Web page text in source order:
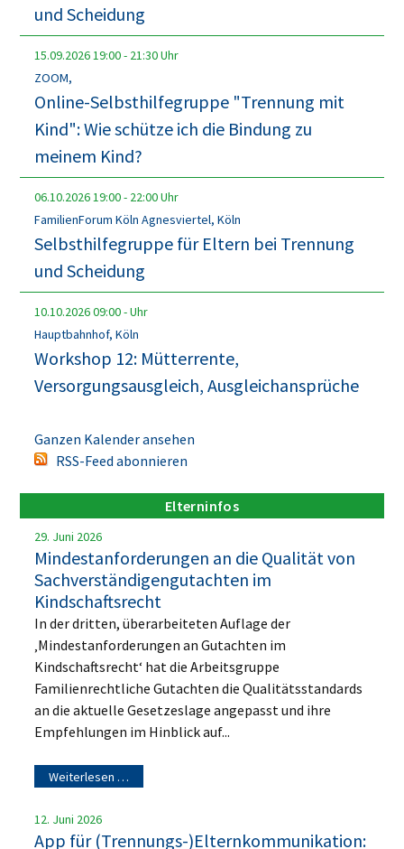
und Scheidung
15.09.202619:00- 21:30Uhr
ZOOM,
Online-Selbsthilfegruppe "Trennung mit
Kind": Wie schütze ich die Bindung zu
meinem Kind?
06.10.202619:00- 22:00Uhr
FamilienForum Köln Agnesviertel, Köln
Selbsthilfegruppe für Eltern bei Trennung
und Scheidung
10.10.202609:00-Uhr
Hauptbahnhof, Köln
Workshop 12: Mütterrente,
Versorgungsausgleich, Ausgleichansprüche
Ganzen Kalender ansehen
RSS-Feed abonnieren
Elterninfos
29. Juni 2026
Mindestanforderungen an die Qualität von
Sachverständigengutachten im
Kindschaftsrecht
In der dritten, überarbeiteten Auflage der
‚Mindestanforderungen an Gutachten im
Kindschaftsrecht‘ hat die Arbeitsgruppe
Familienrechtliche Gutachten die Qualitätsstandards
an die aktuelle Gesetzeslage angepasst und ihre
Empfehlungen im Hinblick auf...
Weiterlesen …
12. Juni 2026
App für (Trennungs-)Elternkommunikation: